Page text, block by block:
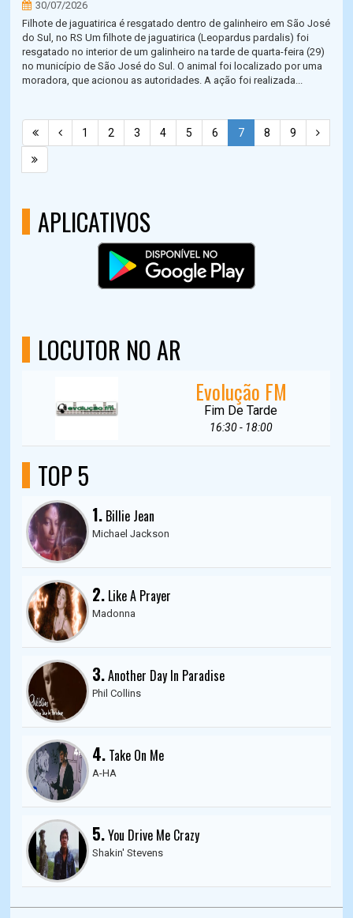
30/07/2026
Filhote de jaguatirica é resgatado dentro de galinheiro em São José
do Sul, no RS Um filhote de jaguatirica (Leopardus pardalis) foi
resgatado no interior de um galinheiro na tarde de quarta-feira (29)
no município de São José do Sul. O animal foi localizado por uma
moradora, que acionou as autoridades. A ação foi realizada...
1 2 3 4 5 6 7 8 9
APLICATIVOS
LOCUTOR NO AR
Evolução FM
Fim De Tarde
16:30 - 18:00
TOP 5
1. Billie Jean
Michael Jackson
2. Like A Prayer
Madonna
3.Another Day In Paradise
Phil Collins
4. Take On Me
A-HA
5.You Drive Me Crazy
Shakin' Stevens